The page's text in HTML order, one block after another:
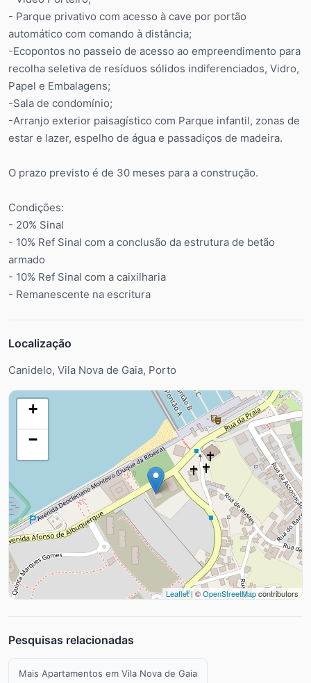
- Parque privativo com acesso à cave por portão
automático com comando à distância;
-Ecopontos no passeio de acesso ao empreendimento para
recolha seletiva de resíduos sólidos indiferenciados, Vidro,
Papel e Embalagens;
-Sala de condomínio;
-Arranjo exterior paisagístico com Parque infantil, zonas de
estar e lazer, espelho de água e passadiços de madeira.
O prazo previsto é de 30 meses para a construção.
Condições:
- 20% Sinal
- 10% Ref Sinal com a conclusão da estrutura de betão
armado
- 10% Ref Sinal com a caixilharia
- Remanescente na escritura
Localização
Canidelo, Vila Nova de Gaia, Porto
+
−
Leaflet| ©OpenStreetMapcontributors
Pesquisas relacionadas
Mais Apartamentos em Vila Nova de Gaia